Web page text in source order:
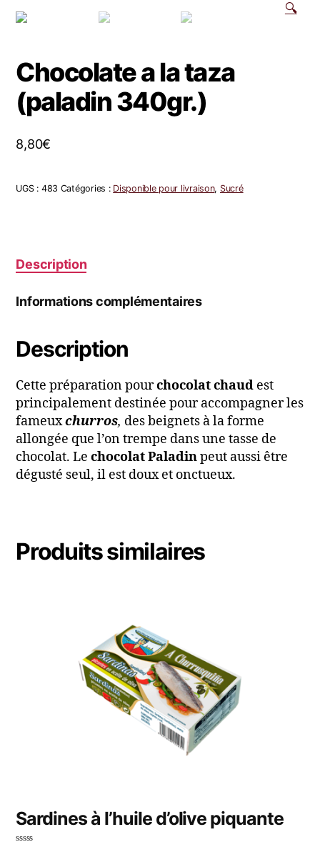
🔍
Chocolate a la taza
(paladin 340gr.)
8,80€
UGS : 483 Catégories : Disponible pour livraison, Sucré
Description
Informations complémentaires
Description
Cette préparation pourchocolat chaud est
principalement destinée pour accompagner les
fameuxchurros, des beignets à la forme
allongée que l’on trempe dans une tasse de
chocolat. Lechocolat Paladinpeut aussi être
dégusté seul, il est doux et onctueux.
Produits similaires
Sardines à l’huile d’olive piquante